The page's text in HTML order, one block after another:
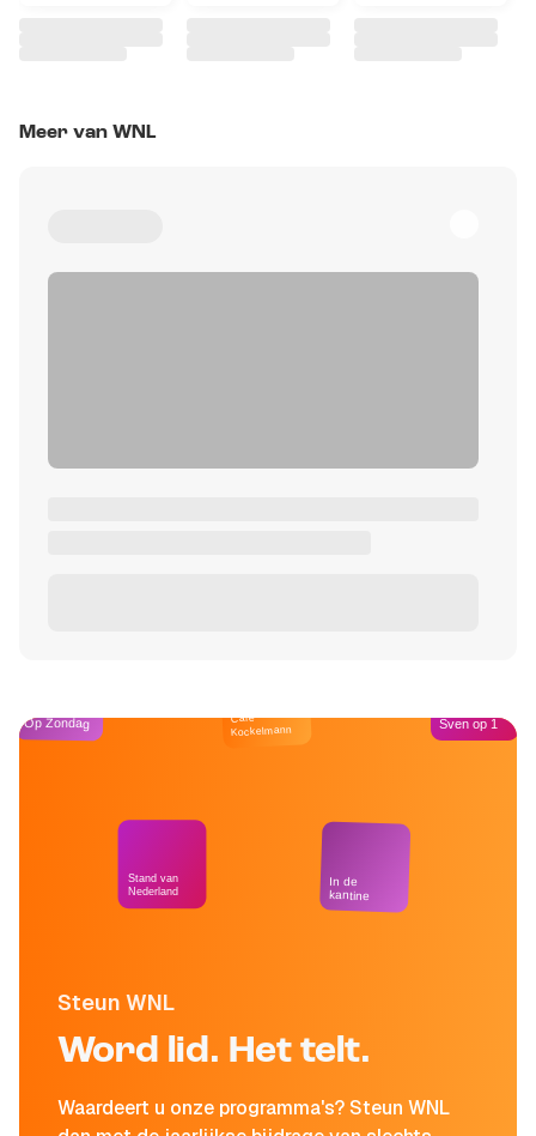
Meer van WNL
Steun WNL
Word lid. Het telt.
Waardeert u onze programma's? Steun WNL
Op Zondag
Stand van
Nederland
Café
Kockelmann
In de
kantine
Sven op 1